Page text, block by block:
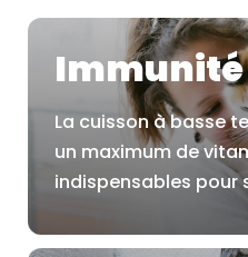
Immunité
La cuisson à basse
un maximum de
indispensables pour